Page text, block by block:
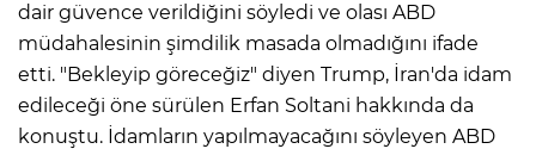
dair güvence verildiğini söyledi ve olası ABD
müdahalesinin şimdilik masada olmadığını ifade
etti. "Bekleyip göreceğiz" diyen Trump, İran'da idam
edileceği öne sürülen Erfan Soltani hakkında da
konuştu. İdamların yapılmayacağını söyleyen ABD